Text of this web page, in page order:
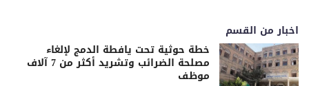
اخبار من القسم
خطة حوثية تحت يافطة الدمج لإلغاء
مصلحة الضرائب وتشريد أكثر من 7 آلاف
موظف